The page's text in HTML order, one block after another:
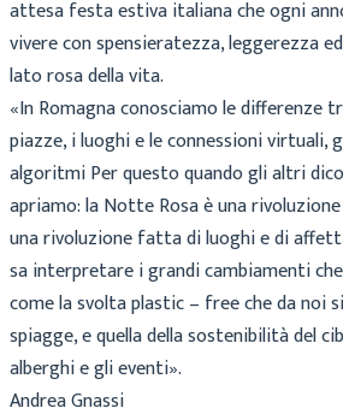
attesa festa estiva italiana che ogni
vivere con spensieratezza, leggerezza
lato rosa della vita.
«In Romagna conosciamo le differenze
piazze, i luoghi e le connessioni virtuali,
algoritmi Per questo quando gli altri
apriamo: la Notte Rosa è una
una rivoluzione fatta di luoghi e di
sa interpretare i grandi cambiamenti
come la svolta plastic – free che da noi
spiagge, e quella della sostenibilità del
alberghi e gli eventi».
Andrea Gnassi